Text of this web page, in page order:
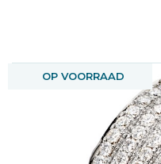
OP VOORRAAD